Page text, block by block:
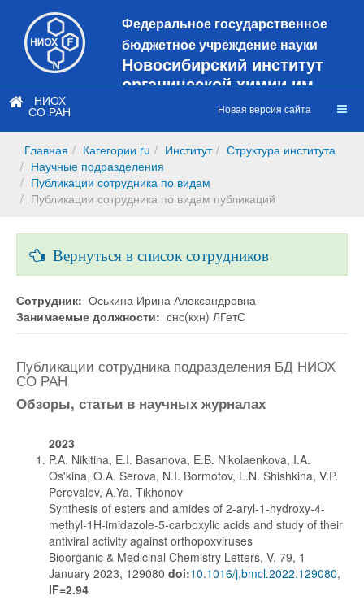
Федеральное государственное
бюджетное учреждение науки
Новосибирский институт
органической химии им.
Н.Н. Ворожцова
сайт
https://web3.nioch.nsc.ru/nioch/
НИОХ
СО РАН Новая версия сайта
Главная Кагегории ru Институт
Структура института
Научные подразделения
Публикации сотрудника по видам
Публикации сотрудника по видам публикаций
Вернуться в список сотрудников
Сотрудник: Оськина Ирина Александровна
Занимаемые должности: снс(кхн) ЛГетС
Публикации сотрудника подразделения БД НИОХ
СО РАН
Обзоры, статьи в научных журналах
2023
P.A. Nikitina, E.I. Basanova, E.B. Nikolaenkova, I.A.
Os'kina, O.A. Serova, N.I. Bormotov, L.N. Shishkina, V.P.
Perevalov, A.Ya. Tikhonov
Synthesis of esters and amides of 2-aryl-1-hydroxy-4-
methyl-1H-imidazole-5-carboxylic acids and study of their
antiviral activity against orthopoxviruses
Bioorganic & Medicinal Chemistry Letters, V. 79, 1
January 2023, 129080 doi:10.1016/j.bmcl.2022.129080,
IF=2.94